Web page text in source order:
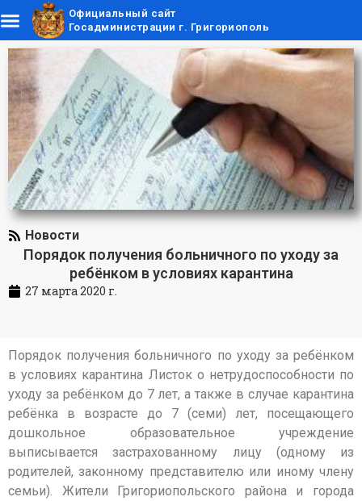
Официальный сайт
Госадминистрации г. Григориополь
Новости
Порядок получения больничного по уходу за
ребёнком в условиях карантина
27 марта 2020 г.
Порядок получения больничного по уходу за ребёнком
в условиях карантина Листок о нетрудоспособности по
уходу за ребёнком до 7 лет, а также в случае карантина
ребёнка в возрасте до 7 (семи) лет, посещающего
дошкольное образовательное учреждение
выписывается застрахованному лицу (одному из
родителей, законному представителю или иному члену
семьи). Жители Григориопольского района и города